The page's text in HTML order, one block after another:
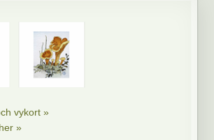
vykort »
»